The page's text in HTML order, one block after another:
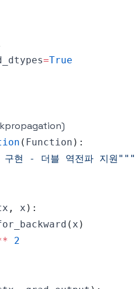
=True
( Function ) :
현 - 더블 역전파 지원"""
, x ) :
( x )
2